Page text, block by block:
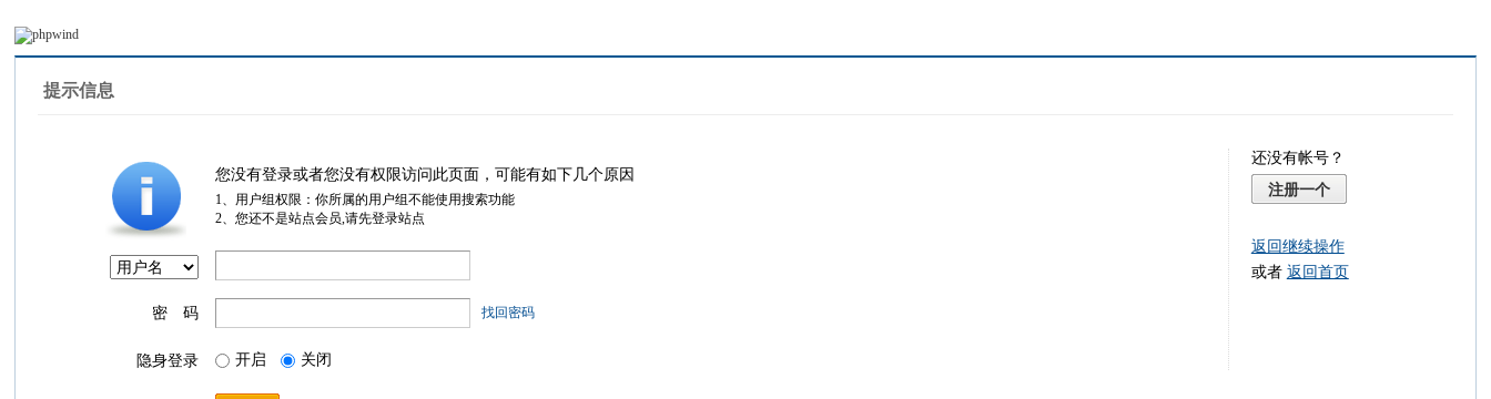
提示信息
您没有登录或者您没有权限访问此页面，可能有如下几个原因
1、用户组权限：你所属的用户组不能使用搜索功能
2、您还不是站点会员,请先登录站点
密 码 找回密码
隐身登录 开启 关闭
还没有帐号？
注册一个
返回继续操作
或者 返回首页